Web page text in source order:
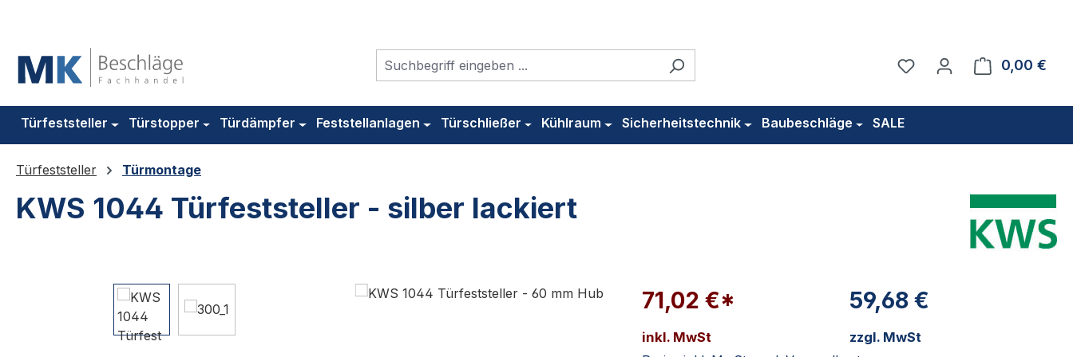
Du hast 0 Produkte auf
0,00 €
Türfeststeller Türstopper Türdämpfer Feststellanlagen Türschließer Kühlraum Sicherheitstechnik Baubeschläge SALE
Türfeststeller Türmontage
KWS 1044 Türfeststeller - silber lackiert
71,02 €*
inkl. MwSt
59,68 €
zzgl. MwSt